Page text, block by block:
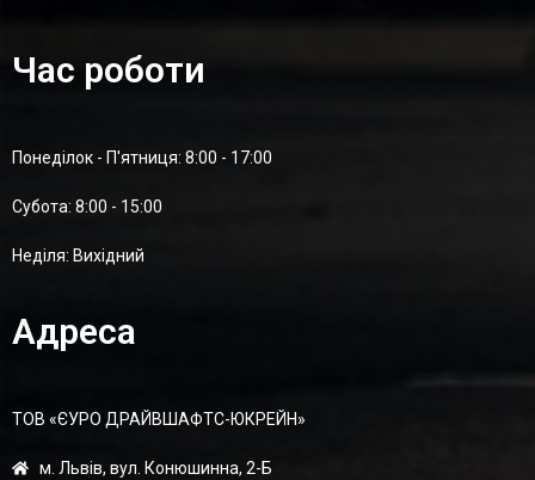
Час роботи
Понеділок - П'ятниця: 8:00 - 17:00
Суботa: 8:00 - 15:00
Неділя: Вихідний
Адреса
ТОВ «ЄУРО ДРАЙВШАФТC-ЮКРЕЙН»
м. Львів, вул. Конюшинна, 2-Б